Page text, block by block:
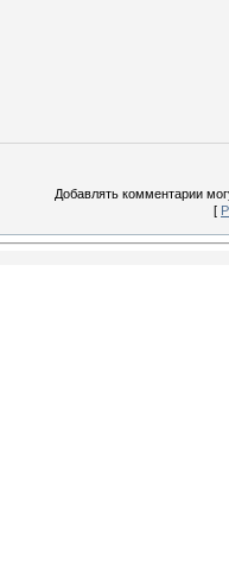
Добавлять комментарии
[